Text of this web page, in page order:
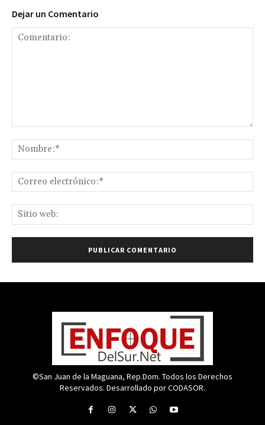
Dejar un Comentario
©San Juan de la Maguana, Rep.Dom. Todos los Derechos
Reservados. Desarrollado por CODASOR.